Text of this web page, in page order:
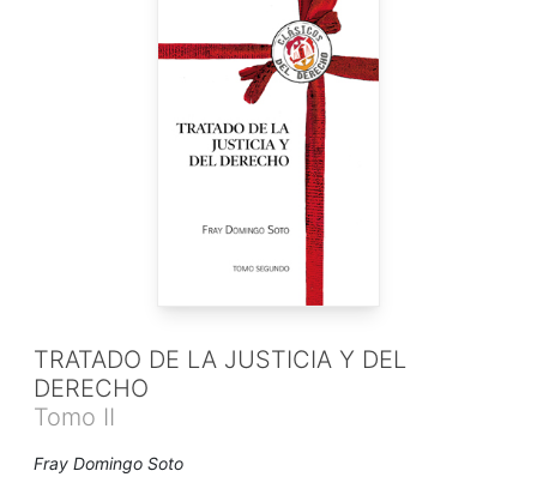
TRATADO DE LA JUSTICIA Y DEL
DERECHO
Tomo II
Fray Domingo Soto